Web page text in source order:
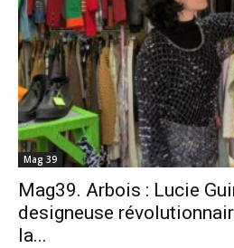
Mag 39
Mag39. Arbois : Lucie
designeuse
la...